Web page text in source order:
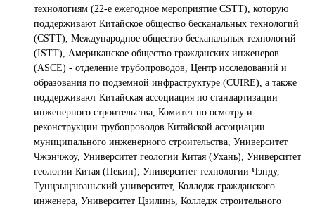
технологиям (22-е ежегодное мероприятие CSTT), которую
поддерживают Китайское общество бесканальных технологий
(CSTT), Международное общество бесканальных технологий
(ISTT), Американское общество гражданских инженеров
(ASCE) - отделение трубопроводов, Центр исследований и
образования по подземной инфраструктуре (CUIRE), а также
поддерживают Китайская ассоциация по стандартизации
инженерного строительства, Комитет по осмотру и
реконструкции трубопроводов Китайской ассоциации
муниципального инженерного строительства, Университет
Чжэнчжоу, Университет геологии Китая (Ухань), Университет
геологии Китая (Пекин), Университет технологии Чэнду,
Тунцзыцзюаньский университет, Колледж гражданского
инженера, Университет Цзилинь, Колледж строительного